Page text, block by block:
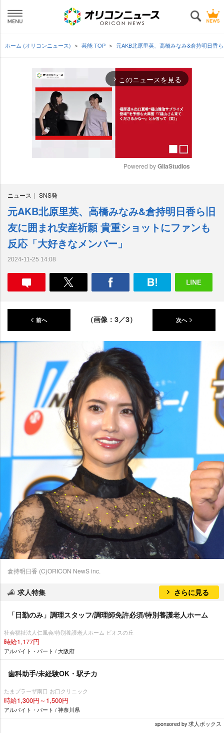
ホーム (オリコンニュース) 芸能 TOP 元AKB北原里英、高橋みなみ&倉持明日香
arrow_forward_ios このニュースを見る
t
e
Powered by GliaStudios
ニュース SNS発
元AKB北原里英、高橋みなみ&倉持明日香ら旧
友に囲まれ安産祈願 貴重ショットにファンも
反応「大好きなメンバー」
2024-11-25 14:08
前へ （画像：3／3） 次へ
倉持明日香 (C)ORICON NewS inc.
求人特集 さらに見る
「日勤のみ」調理スタッフ/調理師免許必須/特別養護老人ホーム
社会福祉法人仁風会/特別養護老人ホーム ビオスの丘
時給1,177円
アルバイト・パート / 大阪府
歯科助手/未経験OK・駅チカ
たまプラーザ南口 お口クリニック
時給1,300円～1,500円
アルバイト・パート / 神奈川県
sponsored by 求人ボックス